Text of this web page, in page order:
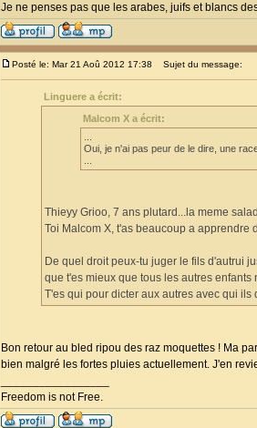
Je ne penses pas que les arabes, juifs et blancs
Posté le: Mar 21 Aoû 2012 17:38 Sujet du message:
Linguere a écrit:
Malcom X a écrit:
Oui, je n'ai pas peur de le dire, une
Thieyy Grioo, 7 ans plutard...la meme
Toi Malcom X, t'as beaucoup a apprendre
De quel droit peux-tu juger le fils d'autrui
que t'es mieux que tous les autres
T'es qui pour dicter aux autres avec qui
Bon retour au bled ripou des raz moquettes ! Ma
bien malgré les fortes pluies actuellement. J'en
Freedom is not Free.